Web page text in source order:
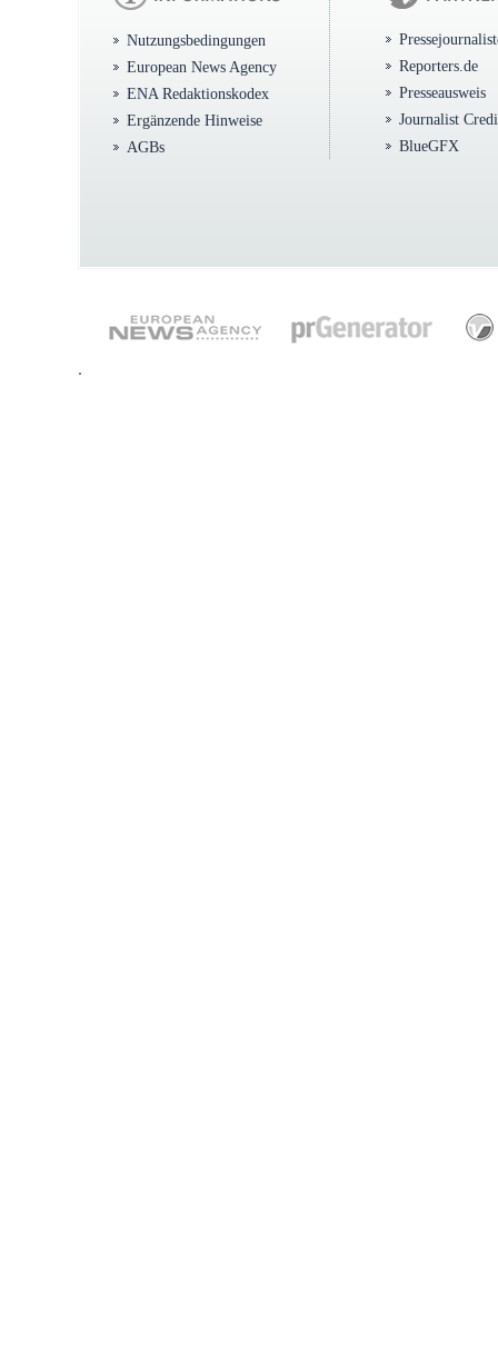
Nutzungsbedingungen
European News Agency
ENA Redaktionskodex
Ergänzende Hinweise
AGBs
Reporters.de
Presseausweis
Journalist
BlueGFX
.